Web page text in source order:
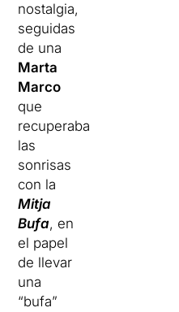
nostalgia,
seguidas
de una
Marta
Marco
que
recuperaba
las
sonrisas
con la
Mitja
Bufa, en
el papel
de llevar
una
“bufa”